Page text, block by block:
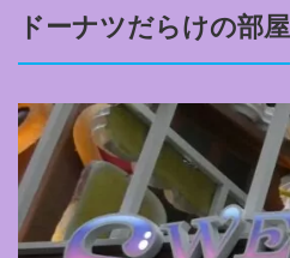
ドーナツだらけの部屋